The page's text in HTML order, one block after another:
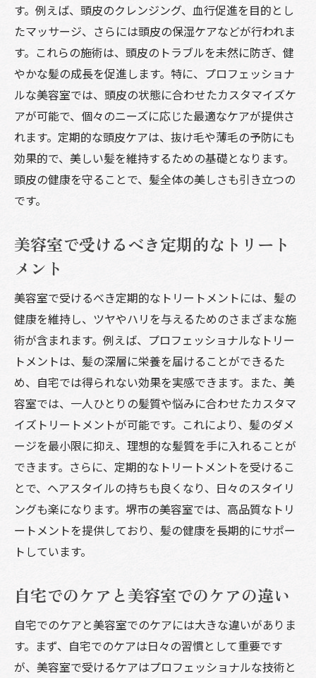
す。例えば、頭皮のクレンジング、血行促進を目的とし
たマッサージ、さらには頭皮の保湿ケアなどが行われま
す。これらの施術は、頭皮のトラブルを未然に防ぎ、健
やかな髪の成長を促進します。特に、プロフェッショナ
ルな美容室では、頭皮の状態に合わせたカスタマイズケ
アが可能で、個々のニーズに応じた最適なケアが提供さ
れます。定期的な頭皮ケアは、抜け毛や薄毛の予防にも
効果的で、美しい髪を維持するための基礎となります。
頭皮の健康を守ることで、髪全体の美しさも引き立つの
です。
美容室で受けるべき定期的なトリート
メント
美容室で受けるべき定期的なトリートメントには、髪の
健康を維持し、ツヤやハリを与えるためのさまざまな施
術が含まれます。例えば、プロフェッショナルなトリー
トメントは、髪の深層に栄養を届けることができるた
め、自宅では得られない効果を実感できます。また、美
容室では、一人ひとりの髪質や悩みに合わせたカスタマ
イズトリートメントが可能です。これにより、髪のダメ
ージを最小限に抑え、理想的な髪質を手に入れることが
できます。さらに、定期的なトリートメントを受けるこ
とで、ヘアスタイルの持ちも良くなり、日々のスタイリ
ングも楽になります。堺市の美容室では、高品質なトリ
ートメントを提供しており、髪の健康を長期的にサポー
トしています。
自宅でのケアと美容室でのケアの違い
自宅でのケアと美容室でのケアには大きな違いがありま
す。まず、自宅でのケアは日々の習慣として重要です
が、美容室で受けるケアはプロフェッショナルな技術と